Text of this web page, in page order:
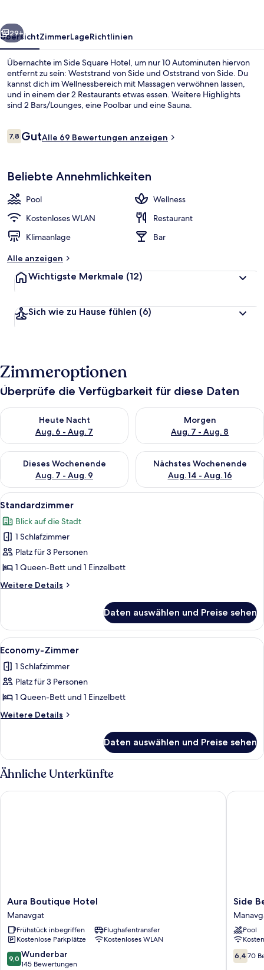
Weiter
29+
ÜbersichtZimmerLageRichtlinien
Übernachte im Side Square Hotel, um nur 10 Autominuten hiervon
entfernt zu sein: Weststrand von Side und Oststrand von Side. Du
kannst dich im Wellnessbereich mit Massagen verwöhnen lassen,
und in einem der 2 Restaurants etwas essen. Weitere Highlights
sind 2 Bars/Lounges, eine Poolbar und eine Sauna.
Bewertungen
7,87,8 von 10.
GutAlle 69 Bewertungen anzeigen
Beliebte Annehmlichkeiten
Pool
Wellness
Kostenloses WLAN
Restaurant
Klimaanlage
Bar
Alle anzeigen
Wichtigste Merkmale (12)
Sich wie zu Hause fühlen (6)
Zimmeroptionen
Überprüfe die Verfügbarkeit für diese Daten
Heute Nacht
Aug. 6 - Aug. 7
Überprüfe die Verfügbarkeit für heute Nacht, Aug. 6 - Aug. 7.
Morgen
Aug. 7 - Aug. 8
Überprüfe die Verfügbarkeit
Dieses Wochenende
Aug. 7 - Aug. 9
Überprüfe die Verfügbarkeit für dieses Wochenende, Aug. 7
Nächstes Wochenende
Aug. 14 - Aug. 16
Überprüfe die Verfügbarkeit
Alle
Fotos
für
Standardzimmer
anzeigen
Standardzimmer | Minibar,
5
Standardzimmer
Blick auf die Stadt
1 Schlafzimmer
Platz für 3 Personen
1 Queen-Bett und 1 Einzelbett
Weitere Details
Weitere
Daten auswählen und Preise sehen
Alle
Fotos
für
Economy-
Zimmer
anzeigen
Economy-Zimmer | Minibar,
5
Economy-Zimmer
1 Schlafzimmer
Platz für 3 Personen
1 Queen-Bett und 1 Einzelbett
Weitere Details
Weitere
Zimmer
Daten auswählen und Preise sehen
Ähnliche Unterkünfte
Aura
Boutique
Hotel
Manavgat
Aura Boutique Hotel
Manavgat
Frühstück inbegriffen
Flughafentransfer
Kostenlose Parkplätze
Kostenloses WLAN
9.0
von
9,0 Wunderbar
145 Bewertungen
Aura Boutique Hotel
Side
Beach
Club
Hotel
Side
Pool
6.4
von
6,4 70
Side